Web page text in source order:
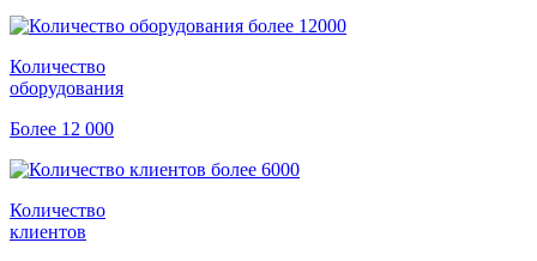
Количество
оборудования
Более 12 000
Количество
клиентов